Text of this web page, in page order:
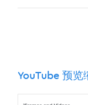
YouTube 预览